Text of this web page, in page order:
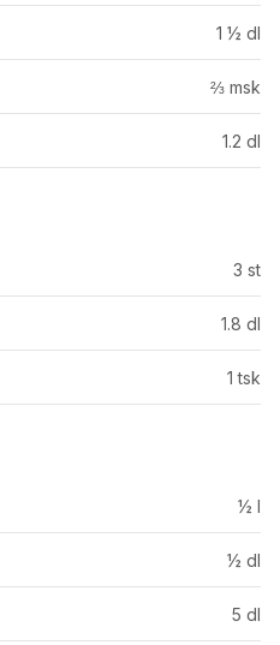
1 ½ dl
⅔ msk
1.2 dl
3 st
1.8 dl
1 tsk
½ l
½ dl
5 dl